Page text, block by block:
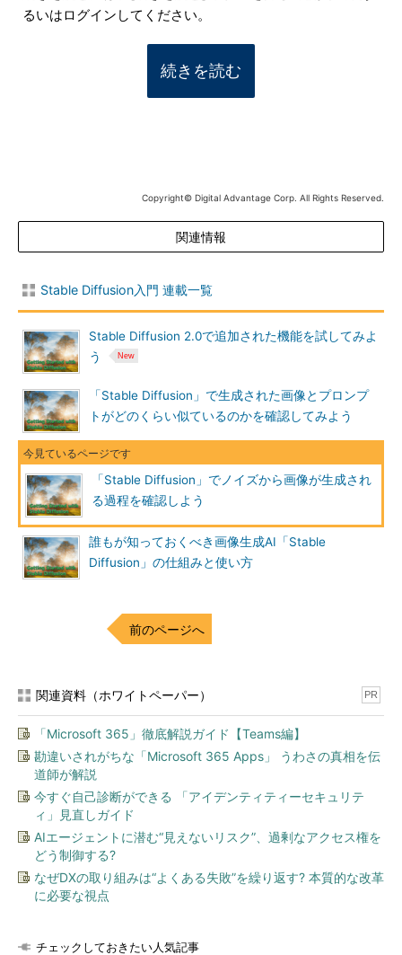
るいはログインしてください。
続きを読む
Copyright© Digital Advantage Corp. All Rights Reserved.
関連情報
Stable Diffusion入門 連載一覧
Stable Diffusion 2.0で追加された機能を試してみよ
う
「Stable Diffusion」で生成された画像とプロンプ
トがどのくらい似ているのかを確認してみよう
「Stable Diffusion」でノイズから画像が生成され
る過程を確認しよう
誰もが知っておくべき画像生成AI「Stable
Diffusion」の仕組みと使い方
前のページへ
関連資料（ホワイトペーパー） PR
「Microsoft 365」徹底解説ガイド【Teams編】
勘違いされがちな「Microsoft 365 Apps」 うわさの真相を伝
道師が解説
今すぐ自己診断ができる 「アイデンティティーセキュリテ
ィ」見直しガイド
AIエージェントに潜む“見えないリスク”、過剰なアクセス権を
どう制御する?
なぜDXの取り組みは“よくある失敗”を繰り返す? 本質的な改革
に必要な視点
チェックしておきたい人気記事